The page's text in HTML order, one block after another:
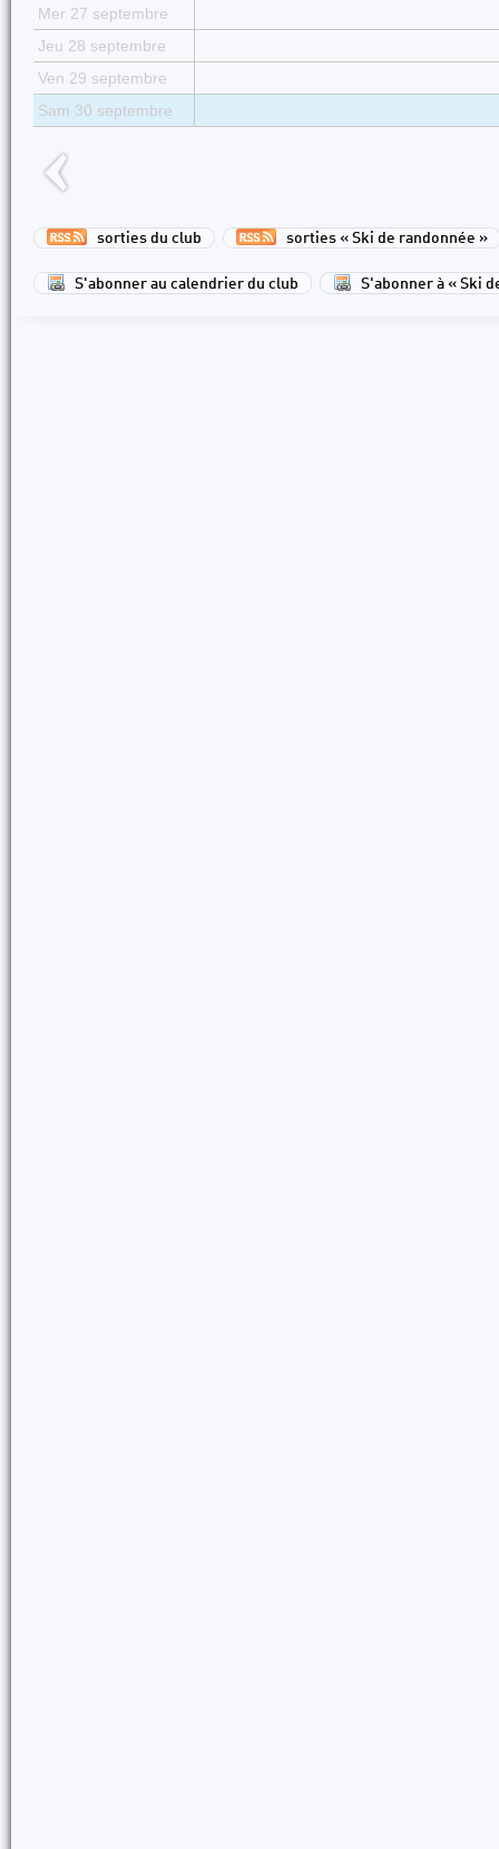
Mer 27 septembre
Jeu 28 septembre
Ven 29 septembre
Sam 30 septembre
sorties du club sorties « Ski de randonnée »
S'abonner au calendrier du club S'abonner à « Ski